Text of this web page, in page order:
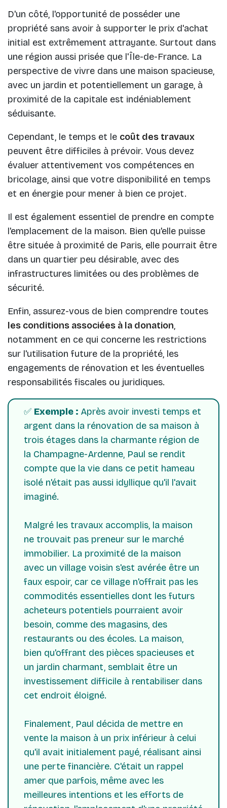
D'un côté, l'opportunité de posséder une
propriété sans avoir à supporter le prix d'achat
initial est extrêmement attrayante. Surtout dans
une région aussi prisée que l'Île-de-France. La
perspective de vivre dans une maison spacieuse,
avec un jardin et potentiellement un garage, à
proximité de la capitale est indéniablement
séduisante.
Cependant, le temps et le coût des travaux
peuvent être difficiles à prévoir. Vous devez
évaluer attentivement vos compétences en
bricolage, ainsi que votre disponibilité en temps
et en énergie pour mener à bien ce projet.
Il est également essentiel de prendre en compte
l'emplacement de la maison. Bien qu'elle puisse
être située à proximité de Paris, elle pourrait être
dans un quartier peu désirable, avec des
infrastructures limitées ou des problèmes de
sécurité.
Enfin, assurez-vous de bien comprendre toutes
les conditions associées à la donation,
notamment en ce qui concerne les restrictions
sur l'utilisation future de la propriété, les
engagements de rénovation et les éventuelles
responsabilités fiscales ou juridiques.
✅ Exemple : Après avoir investi temps et
argent dans la rénovation de sa maison à
trois étages dans la charmante région de
la Champagne-Ardenne, Paul se rendit
compte que la vie dans ce petit hameau
isolé n'était pas aussi idyllique qu'il l'avait
imaginé.
Malgré les travaux accomplis, la maison
ne trouvait pas preneur sur le marché
immobilier. La proximité de la maison
avec un village voisin s'est avérée être un
faux espoir, car ce village n'offrait pas les
commodités essentielles dont les futurs
acheteurs potentiels pourraient avoir
besoin, comme des magasins, des
restaurants ou des écoles. La maison,
bien qu'offrant des pièces spacieuses et
un jardin charmant, semblait être un
investissement difficile à rentabiliser dans
cet endroit éloigné.
Finalement, Paul décida de mettre en
vente la maison à un prix inférieur à celui
qu'il avait initialement payé, réalisant ainsi
une perte financière. C'était un rappel
amer que parfois, même avec les
meilleures intentions et les efforts de